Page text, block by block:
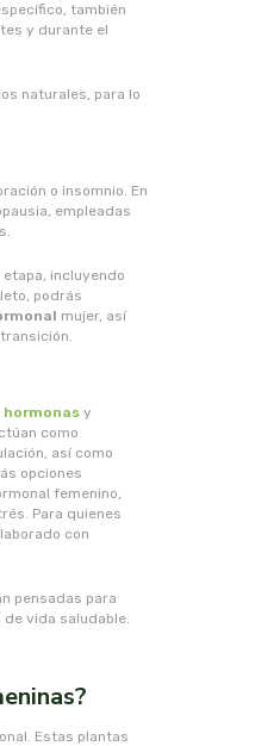
también
y durante el
naturales, para lo
o insomnio. En
empleadas
incluyendo
podrás
mujer, así
y
como
así como
opciones
femenino,
Para quienes
con
pensadas para
vida saludable.
Estas plantas